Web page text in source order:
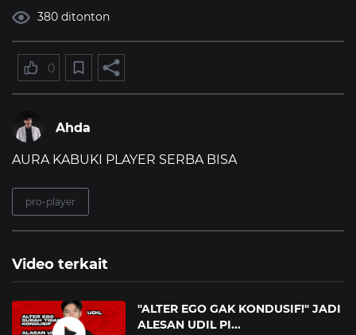
380 ditonton
0
Ahda
AURA KABUKI PLAYER SERBA BISA
pro-player
Video terkait
"ALTER EGO GAK KONDUSIF!" JADI
ALESAN UDIL PI...